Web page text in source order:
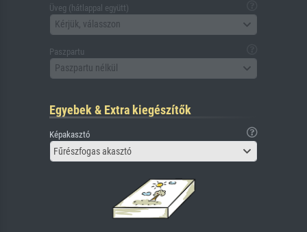
Üveg (hátlappal együtt)
Kérjük, válasszon
Paszpartu
Paszpartu nélkül
Egyebek & Extra kiegészítők
Képakasztó
Fűrészfogas akasztó